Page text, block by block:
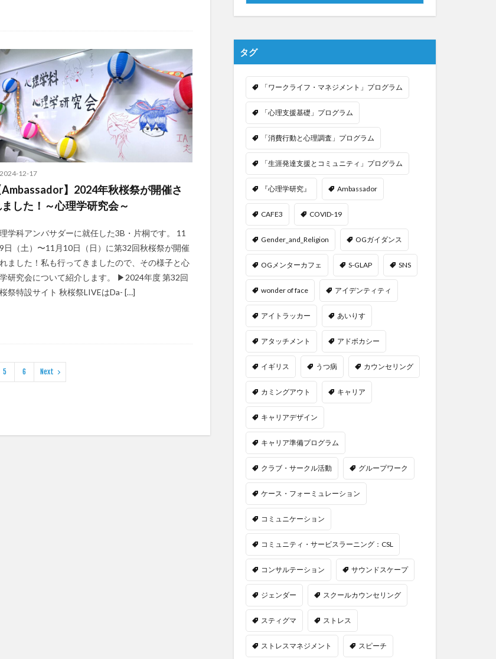
2024-12-17
Ambassador】2024年秋桜祭が開催さ
した！～心理学研究会～
学科アンバサダーに就任した3B・片桐です。 11
日（土）〜11月10日（日）に第32回秋桜祭が開催
ました！私も行ってきましたので、その様子と心
研究会について紹介します。 ▶2024年度 第32回
祭特設サイト 秋桜祭LIVEはDa- […]
5 6 Next
タグ
「ワークライフ・マネジメント」プログラム
「心理支援基礎」プログラム
「消費行動と心理調査」プログラム
「生涯発達支援とコミュニティ」プログラム
『心理学研究』 Ambassador
CAFE3 COVID-19
Gender_and_Religion OGガイダンス
OGメンターカフェ S-GLAP SNS
wonder of face アイデンティティ
アイトラッカー あいりす
アタッチメント アドボカシー
イギリス うつ病 カウンセリング
カミングアウト キャリア
キャリアデザイン
キャリア準備プログラム
クラブ・サークル活動 グループワーク
ケース・フォーミュレーション
コミュニケーション
コミュニティ・サービスラーニング：CSL
コンサルテーション サウンドスケープ
ジェンダー スクールカウンセリング
スティグマ ストレス
ストレスマネジメント スピーチ